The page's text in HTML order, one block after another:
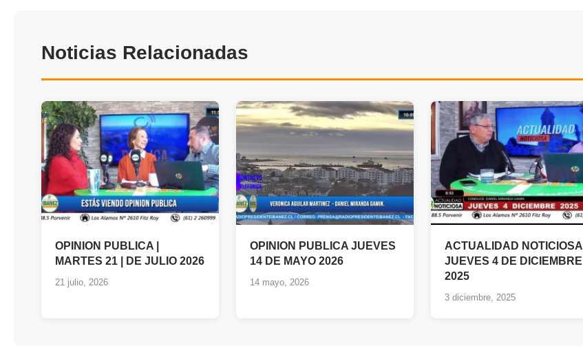
Noticias Relacionadas
OPINION PUBLICA |
MARTES 21 | DE JULIO 2026
21 julio, 2026
OPINION PUBLICA JUEVES
14 DE MAYO 2026
14 mayo, 2026
ACTUALIDAD NOTICIOSA
JUEVES 4 DE DICIEMBRE
2025
3 diciembre, 2025